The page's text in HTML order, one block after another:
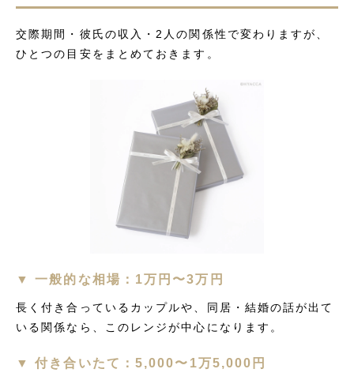
交際期間・彼氏の収入・2人の関係性で変わりますが、
ひとつの目安をまとめておきます。
▼ 一般的な相場：1万円〜3万円
長く付き合っているカップルや、同居・結婚の話が出て
いる関係なら、このレンジが中心になります。
▼ 付き合いたて：5,000〜1万5,000円